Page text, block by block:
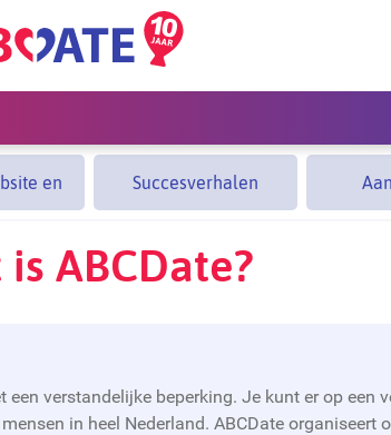
en Succesverhalen
is ABCDate?
verstandelijke beperking. Je kunt er op een
in heel Nederland. ABCDate organiseert